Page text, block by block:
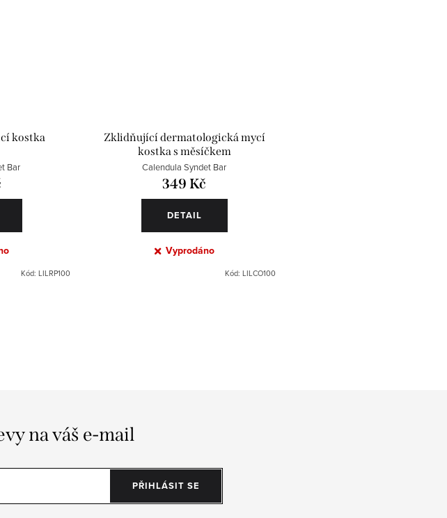
kostka
Bar
Kód:LILRP100
Zklidňující dermatologická mycí
kostka s měsíčkem
Calendula Syndet Bar
349 Kč
DETAIL
Vyprodáno
Kód: LILCO100
na váš e-mail
PŘIHLÁSIT SE